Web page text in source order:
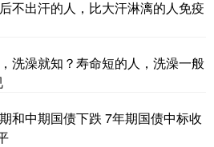
不出汗的人，比大汗淋漓的人免疫
洗澡就知？寿命短的人，洗澡一般
和中期国债下跌 7年期国债中标收